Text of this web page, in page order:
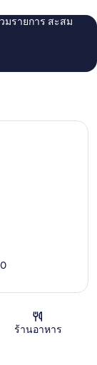
มรายการ สะสม
ร้านอาหาร